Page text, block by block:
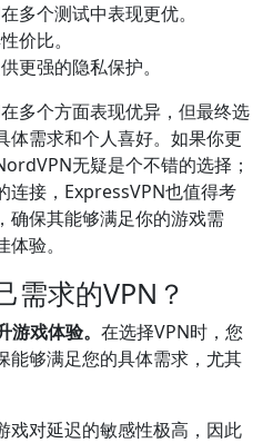
多个测试中表现更优。
价比。
更强的隐私保护。
多个方面表现优异，但最终选
体需求和个人喜好。如果你更
无疑是个不错的选择；
连接，ExpressVPN也值得考
确保其能够满足你的游戏需
验。
需求的VPN？
戏体验。 在选择VPN时，您
能够满足您的具体需求，尤其
戏对延迟的敏感性极高，因此